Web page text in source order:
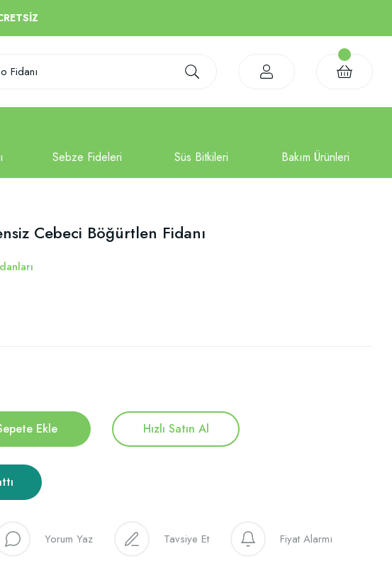
Cebeci Böğürtlen Fidanı
Ekle Hızlı Satın Al
Yorum Yaz Tavsiye Et Fiyat Alarmı